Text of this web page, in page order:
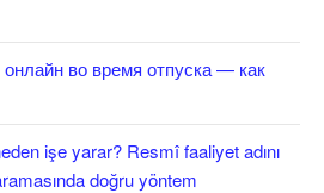
онлайн во время отпуска — как
işe yarar? Resmî faaliyet adını
doğru yöntem